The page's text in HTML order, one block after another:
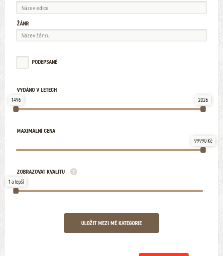
ŽÁNR
PODEPSANÉ
VYDÁNO V LETECH
1496 2026
MAXIMÁLNÍ CENA
99990 Kč
ZOBRAZOVAT KVALITU
1 a lepší
ULOŽIT MEZI MÉ KATEGORIE